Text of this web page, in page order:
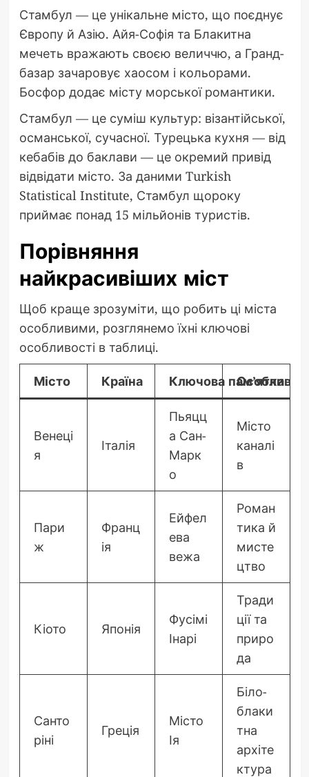
Стамбул — це унікальне місто, що поєднує
Європу й Азію. Айя-Софія та Блакитна
мечеть вражають своєю величчю, а Гранд-
базар зачаровує хаосом і кольорами.
Босфор додає місту морської романтики.
Стамбул — це суміш культур: візантійської,
османської, сучасної. Турецька кухня — від
кебабів до баклави — це окремий привід
відвідати місто. За даними Turkish
Statistical Institute, Стамбул щороку
приймає понад 15 мільйонів туристів.
Порівняння
найкрасивіших міст
Щоб краще зрозуміти, що робить ці міста
особливими, розглянемо їхні ключові
особливості в таблиці.
Місто Країна Ключова пам’ятка
Венеці
я
Італія
Пьяцц
а Сан-
Марк
о
Місто
каналі
в
Пари
ж
Франц
ія
Ейфел
ева
вежа
Роман
тика й
мисте
цтво
Кіото Японія
Фусімі
Інарі
Тради
ції та
приро
да
Санто
ріні
Греція
Місто
Ія
Біло-
блаки
тна
архіте
ктура